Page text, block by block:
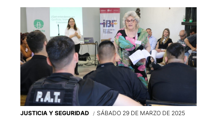
JUSTICIA Y SEGURIDAD SÁBADO 29 DE MARZO DE 2025